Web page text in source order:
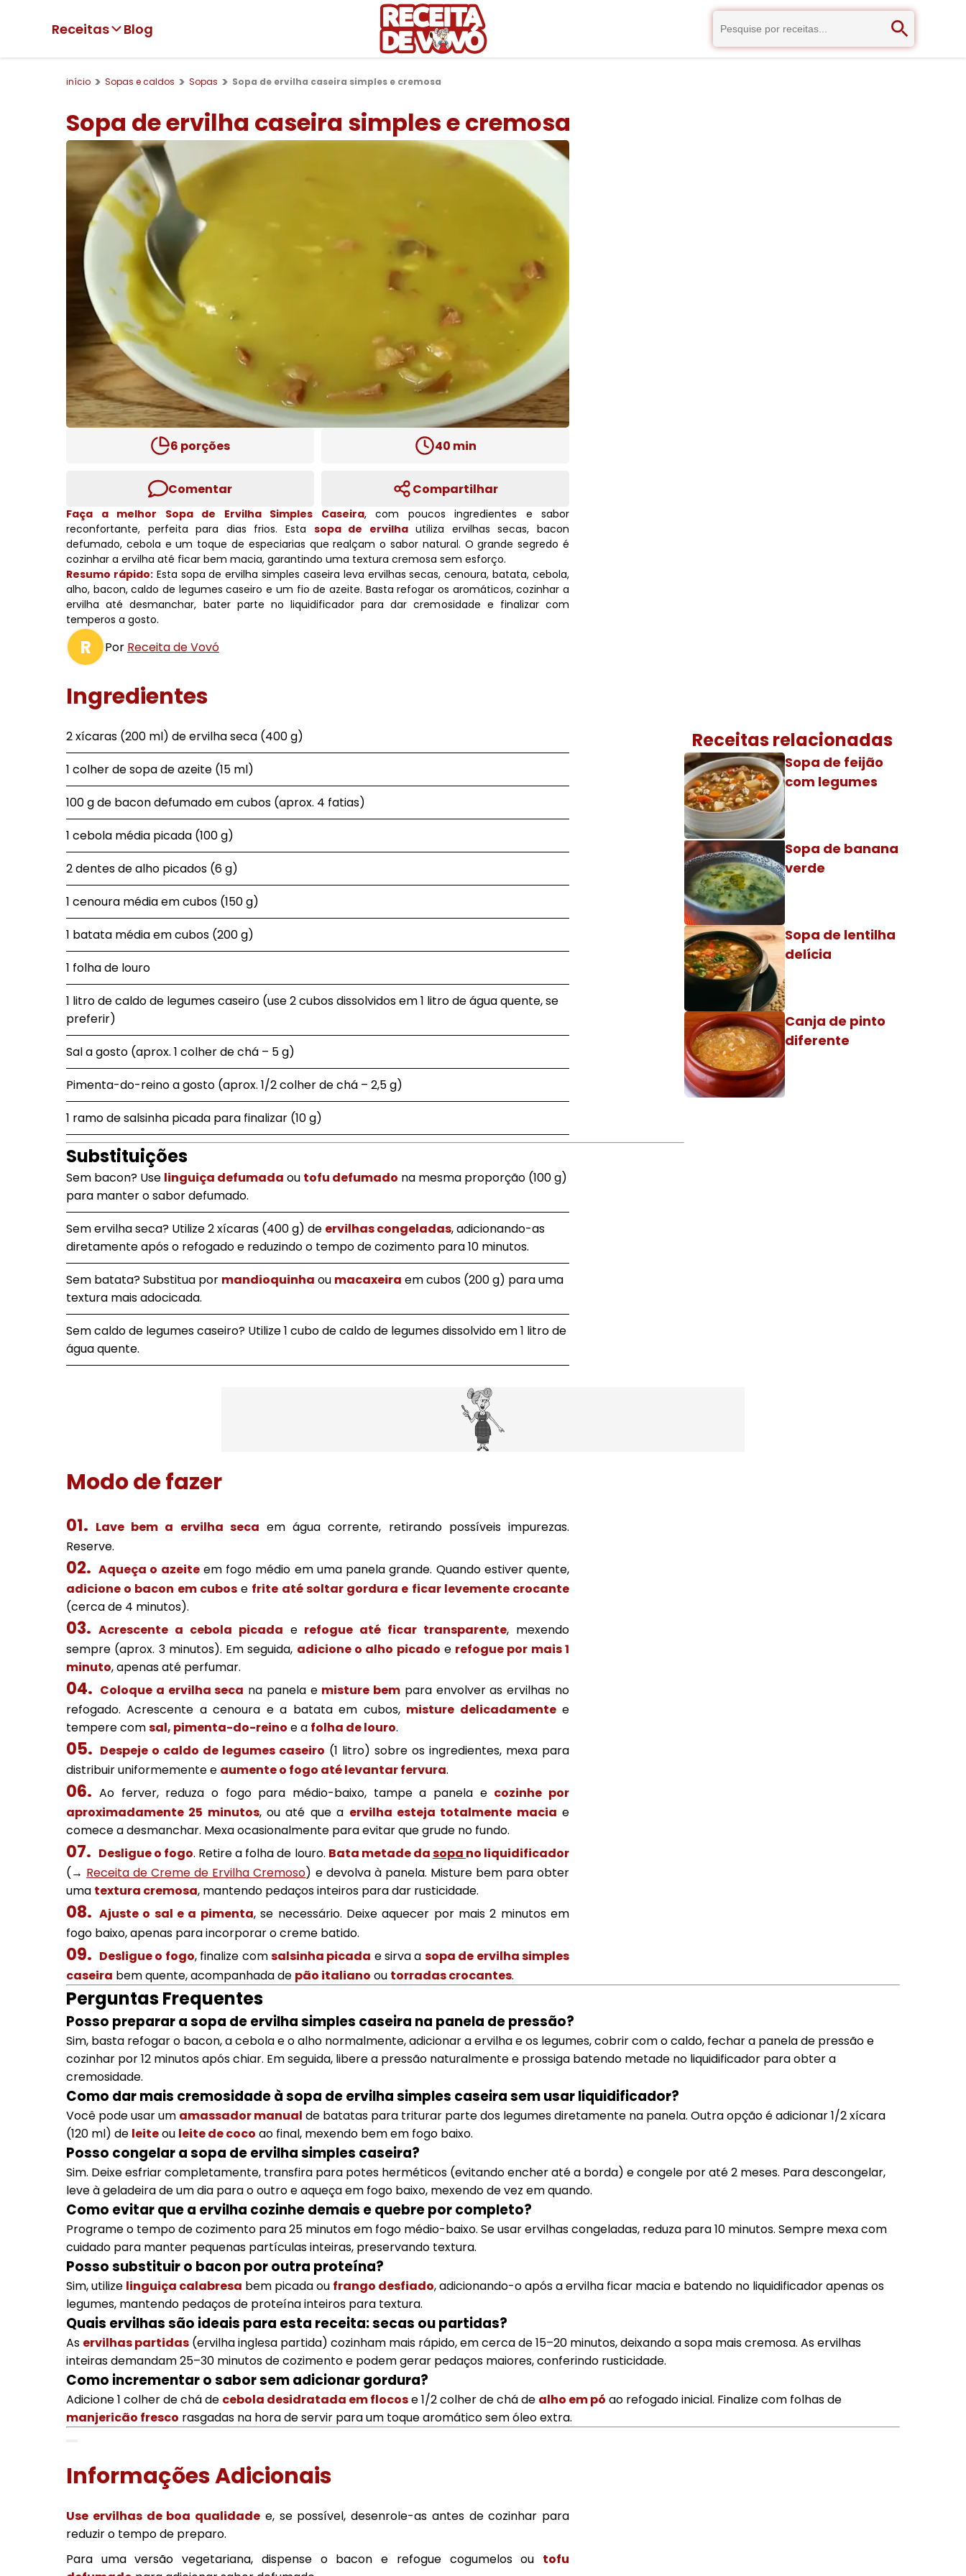
Receitas Blog
início Sopas e caldos Sopas Sopa de ervilha caseira simples e cremosa
Sopa de ervilha caseira simples e cremosa
6 porções 40 min
Comentar Compartilhar
Faça a melhor Sopa de Ervilha Simples Caseira, com poucos ingredientes e sabor
reconfortante, perfeita para dias frios. Esta sopa de ervilhautiliza ervilhas secas, bacon
defumado, cebola e um toque de especiarias que realçam o sabor natural. O grande segredo é
cozinhar a ervilha até ficar bem macia, garantindo uma textura cremosa sem esforço.
Resumo rápido:Esta sopa de ervilha simples caseira leva ervilhas secas, cenoura, batata, cebola,
alho, bacon, caldo de legumes caseiro e um fio de azeite. Basta refogar os aromáticos, cozinhar a
ervilha até desmanchar, bater parte no liquidificador para dar cremosidade e finalizar com
temperos a gosto.
R Por Receita de Vovó
Ingredientes
2 xícaras (200 ml) de ervilha seca (400 g)
1 colher de sopa de azeite (15 ml)
100 g de bacon defumado em cubos (aprox. 4 fatias)
1 cebola média picada (100 g)
2 dentes de alho picados (6 g)
1 cenoura média em cubos (150 g)
1 batata média em cubos (200 g)
1 folha de louro
1 litro de caldo de legumes caseiro (use 2 cubos dissolvidos em 1 litro de água quente, se
preferir)
Sal a gosto (aprox. 1 colher de chá – 5 g)
Pimenta-do-reino a gosto (aprox. 1/2 colher de chá – 2,5 g)
1 ramo de salsinha picada para finalizar (10 g)
Substituições
Sem bacon? Use linguiça defumada ou tofu defumado na mesma proporção (100 g)
para manter o sabor defumado.
Sem ervilha seca? Utilize 2 xícaras (400 g) de ervilhas congeladas, adicionando-as
diretamente após o refogado e reduzindo o tempo de cozimento para 10 minutos.
Sem batata? Substitua por mandioquinha ou macaxeira em cubos (200 g) para uma
textura mais adocicada.
Sem caldo de legumes caseiro? Utilize 1 cubo de caldo de legumes dissolvido em 1 litro de
água quente.
Receitas relacionadas
Sopa de feijão
com legumes
Sopa de banana
verde
Sopa de lentilha
delícia
Canja de pinto
diferente
Modo de fazer
Lave bem a ervilha seca em água corrente, retirando possíveis impurezas.
Reserve.
Aqueça o azeiteem fogo médio em uma panela grande. Quando estiver quente,
adicione o bacon em cubose frite até soltar gordura e ficar levemente crocante
(cerca de 4 minutos).
Acrescente a cebola picada e refogue até ficar transparente, mexendo
sempre (aprox. 3 minutos). Em seguida, adicione o alho picado e refogue por mais 1
minuto, apenas até perfumar.
Coloque a ervilha seca na panela e misture bem para envolver as ervilhas no
refogado. Acrescente a cenoura e a batata em cubos, misture delicadamentee
tempere comsal, pimenta-do-reino e a folha de louro.
Despeje o caldo de legumes caseiro (1 litro) sobre os ingredientes, mexa para
distribuir uniformemente e aumente o fogo até levantar fervura.
Ao ferver, reduza o fogo para médio-baixo, tampe a panela e cozinhe por
aproximadamente 25 minutos, ou até que a ervilha esteja totalmente macia e
comece a desmanchar. Mexa ocasionalmente para evitar que grude no fundo.
Desligue o fogo. Retire a folha de louro. Bata metade dasopa no liquidificador
(→ Receita de Creme de Ervilha Cremoso) e devolva à panela. Misture bem para obter
uma textura cremosa, mantendo pedaços inteiros para dar rusticidade.
Ajuste o sal e a pimenta, se necessário. Deixe aquecer por mais 2 minutos em
fogo baixo, apenas para incorporar o creme batido.
Desligue o fogo, finalize comsalsinha picada e sirva a sopa de ervilha simples
caseira bem quente, acompanhada de pão italiano ou torradas crocantes.
Perguntas Frequentes
Posso preparar a sopa de ervilha simples caseira na panela de pressão?
Sim, basta refogar o bacon, a cebola e o alho normalmente, adicionar a ervilha e os legumes, cobrir com o caldo, fechar a panela de pressão e
cozinhar por 12 minutos após chiar. Em seguida, libere a pressão naturalmente e prossiga batendo metade no liquidificador para obter a
cremosidade.
Como dar mais cremosidade à sopa de ervilha simples caseira sem usar liquidificador?
Você pode usar um amassador manual de batatas para triturar parte dos legumes diretamente na panela. Outra opção é adicionar 1/2 xícara
(120 ml) de leiteou leite de coco ao final, mexendo bem em fogo baixo.
Posso congelar a sopa de ervilha simples caseira?
Sim. Deixe esfriar completamente, transfira para potes herméticos (evitando encher até a borda) e congele por até 2 meses. Para descongelar,
leve à geladeira de um dia para o outro e aqueça em fogo baixo, mexendo de vez em quando.
Como evitar que a ervilha cozinhe demais e quebre por completo?
Programe o tempo de cozimento para 25 minutos em fogo médio-baixo. Se usar ervilhas congeladas, reduza para 10 minutos. Sempre mexa com
cuidado para manter pequenas partículas inteiras, preservando textura.
Posso substituir o bacon por outra proteína?
Sim, utilize linguiça calabresa bem picada ou frango desfiado, adicionando-o após a ervilha ficar macia e batendo no liquidificador apenas os
legumes, mantendo pedaços de proteína inteiros para textura.
Quais ervilhas são ideais para esta receita: secas ou partidas?
As ervilhas partidas (ervilha inglesa partida) cozinham mais rápido, em cerca de 15–20 minutos, deixando a sopa mais cremosa. As ervilhas
inteiras demandam 25–30 minutos de cozimento e podem gerar pedaços maiores, conferindo rusticidade.
Como incrementar o sabor sem adicionar gordura?
Adicione 1 colher de chá de cebola desidratada em flocose 1/2 colher de chá de alho em pó ao refogado inicial. Finalize com folhas de
manjericão fresco rasgadas na hora de servir para um toque aromático sem óleo extra.
Informações Adicionais
Use ervilhas de boa qualidade e, se possível, desenrole-as antes de cozinhar para
reduzir o tempo de preparo.
Para uma versão vegetariana, dispense o bacon e refogue cogumelos ou tofu